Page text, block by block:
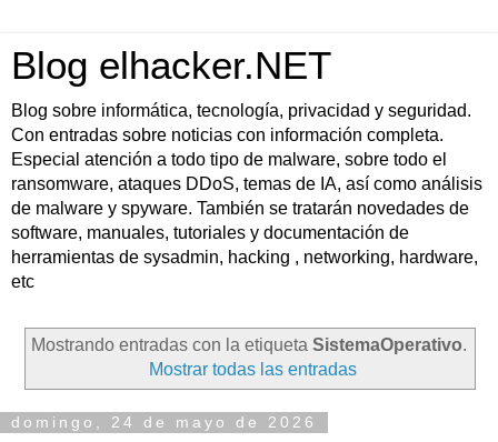
Blog elhacker.NET
Blog sobre informática, tecnología, privacidad y seguridad.
Con entradas sobre noticias con información completa.
Especial atención a todo tipo de malware, sobre todo el
ransomware, ataques DDoS, temas de IA, así como análisis
de malware y spyware. También se tratarán novedades de
software, manuales, tutoriales y documentación de
herramientas de sysadmin, hacking , networking, hardware,
etc
Mostrando entradas con la etiqueta SistemaOperativo.
Mostrar todas las entradas
domingo, 24 de mayo de 2026